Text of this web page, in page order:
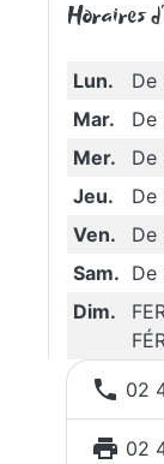
Horaires
Lun.
De
Mar.
De
Mer.
De
Jeu.
De
Ven.
De
Sam. De
Dim.
 02
 02